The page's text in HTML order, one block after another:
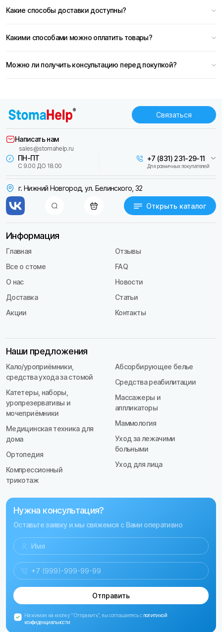
Какие способы доставки доступны?
Какими способами можно оплатить товары?
Можно ли получить консультацию перед покупкой?
Связаться
г. Нижний Новгород, ул. Белинского, 32
Открыть каталог
ПН-ПТ
С 9.00 ДО 18.00
+7 (831) 231-29-11
Для розничных покупателей
Написать нам
sales@stomahelp.ru
Информация
Главная
Все о стоме
О нас
Доставка
Акции
Отзывы
FAQ
Новости
Статьи
Контакты
Наши предложения
Кало/уроприёмники,
средства ухода за стомой
Катетеры, наборы,
уропрезервативы и
мочеприёмники
Медицинская техника для
дома
Ортопедия
Компрессионный
трикотаж
Абсорбирующее белье
Средства реабилитации
Массажеры и
аппликаторы
Маммология
Уход за лежачими
больными
Уход для лица
Нужна консультация?
Оставьте заявку и мы свяжемся с Вами оперативно
Отправить
Нажимая на кнопку "Отправить", вы соглашаетесь с политикой
конфиденциальности